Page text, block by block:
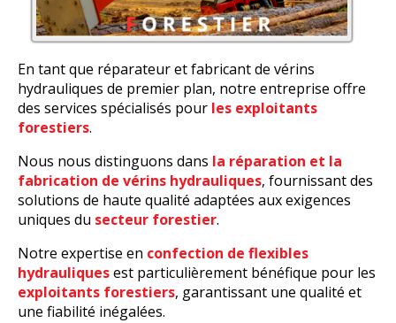
En tant que réparateur et fabricant de vérins
hydrauliques de premier plan, notre entreprise offre
des services spécialisés pour les exploitants
forestiers.
Nous nous distinguons dans la réparation et la
fabrication de vérins hydrauliques, fournissant des
solutions de haute qualité adaptées aux exigences
uniques du secteur forestier.
Notre expertise en confection de flexibles
hydrauliquesest particulièrement bénéfique pour les
exploitants forestiers, garantissant une qualité et
une fiabilité inégalées.